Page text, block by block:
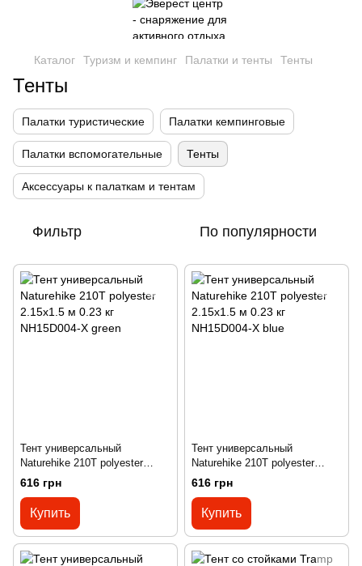
Каталог Туризм и кемпинг Палатки и тенты Тенты
Тенты
Палатки туристические Палатки кемпинговые
Палатки вспомогательные Тенты
Аксессуары к палаткам и тентам
Фильтр По популярности
Тент универсальный
Naturehike 210T polyester
2.15х1.5 м 0.23 кг NH15D004-X
616 грн
Купить
Тент универсальный
Naturehike 210T polyester
2.15х1.5 м 0.23 кг NH15D004-X
616 грн
Купить